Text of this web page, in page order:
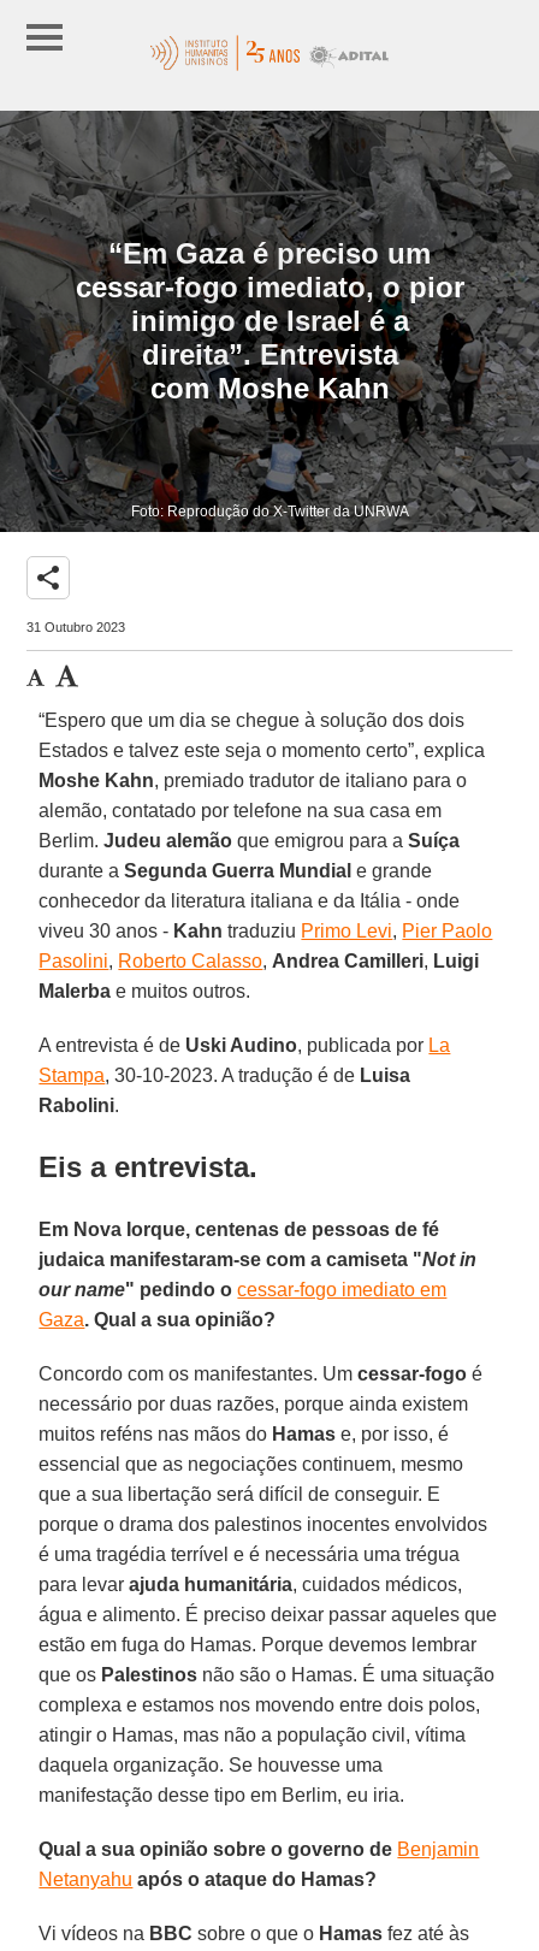
“Em Gaza é preciso um
cessar-fogo imediato, o pior
inimigo de Israel é a
direita”. Entrevista
com Moshe Kahn
Foto: Reprodução do X-Twitter da UNRWA
share
31 Outubro 2023
“Espero que um dia se chegue à solução dos dois
Estados e talvez este seja o momento certo”, explica
Moshe Kahn, premiado tradutor de italiano para o
alemão, contatado por telefone na sua casa em
Berlim.Judeu alemão que emigrou para aSuíça
durante a Segunda Guerra Mundial e grande
conhecedor da literatura italiana e da Itália - onde
viveu 30 anos - Kahn traduziu Primo Levi, Pier Paolo
Pasolini, Roberto Calasso, Andrea Camilleri, Luigi
Malerba e muitos outros.
A entrevista é de Uski Audino, publicada por La
Stampa, 30-10-2023. A tradução é de Luisa
Rabolini.
Eis a entrevista.
Em Nova Iorque, centenas de pessoas de fé
judaica manifestaram-se com a camiseta "Not in
our name" pedindo ocessar-fogo imediato em
Gaza. Qual a sua opinião?
Concordo com os manifestantes. Umcessar-fogo é
necessário por duas razões, porque ainda existem
muitos reféns nas mãos do Hamas e, por isso, é
essencial que as negociações continuem, mesmo
que a sua libertação será difícil de conseguir. E
porque o drama dos palestinos inocentes envolvidos
é uma tragédia terrível e é necessária uma trégua
para levarajuda humanitária, cuidados médicos,
água e alimento. É preciso deixar passar aqueles que
estão em fuga do Hamas. Porque devemos lembrar
que os Palestinos não são o Hamas. É uma situação
complexa e estamos nos movendo entre dois polos,
atingir o Hamas, mas não a população civil, vítima
daquela organização. Se houvesse uma
manifestação desse tipo em Berlim, eu iria.
Qual a sua opinião sobre o governo de Benjamin
Netanyahu após o ataque do Hamas?
Vi vídeos na BBC sobre o que o Hamas fez até às